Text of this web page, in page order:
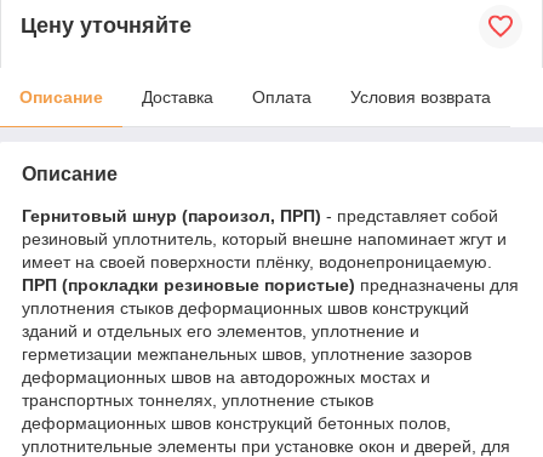
Цену уточняйте
Описание Доставка Оплата Условия возврата
Описание
Гернитовый шнур (пароизол, ПРП) - представляет собой
резиновый уплотнитель, который внешне напоминает жгут и
имеет на своей поверхности плёнку, водонепроницаемую.
ПРП (прокладки резиновые пористые) предназначены для
уплотнения стыков деформационных швов конструкций
зданий и отдельных его элементов, уплотнение и
герметизации межпанельных швов, уплотнение зазоров
деформационных швов на автодорожных мостах и
транспортных тоннелях, уплотнение стыков
деформационных швов конструкций бетонных полов,
уплотнительные элементы при установке окон и дверей, для